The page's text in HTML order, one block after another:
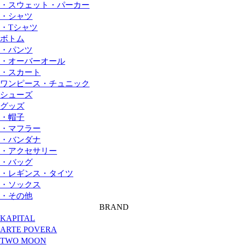
・スウェット・パーカー
・シャツ
・Tシャツ
ボトム
・パンツ
・オーバーオール
・スカート
ワンピース・チュニック
シューズ
グッズ
・帽子
・マフラー
・バンダナ
・アクセサリー
・バッグ
・レギンス・タイツ
・ソックス
・その他
BRAND
KAPITAL
ARTE POVERA
TWO MOON